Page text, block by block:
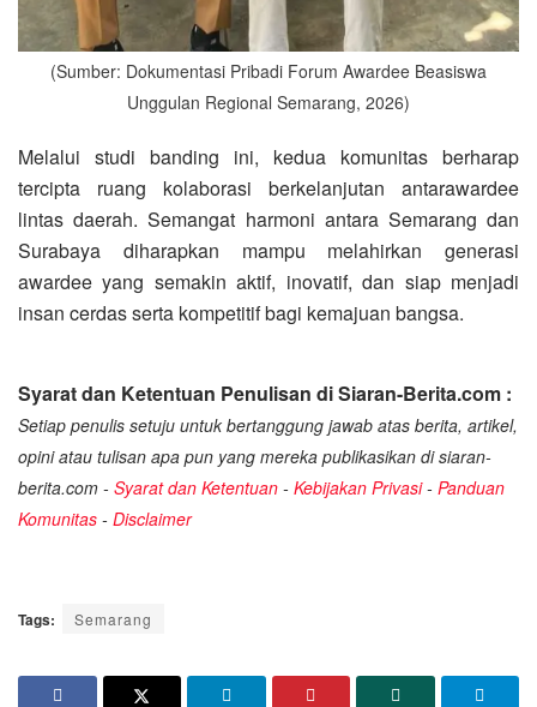
(Sumber: Dokumentasi Pribadi Forum Awardee Beasiswa
Unggulan Regional Semarang, 2026)
Melalui studi banding ini, kedua komunitas berharap
tercipta ruang kolaborasi berkelanjutan antarawardee
lintas daerah. Semangat harmoni antara Semarang dan
Surabaya diharapkan mampu melahirkan generasi
awardee yang semakin aktif, inovatif, dan siap menjadi
insan cerdas serta kompetitif bagi kemajuan bangsa.
Syarat dan Ketentuan Penulisan di Siaran-Berita.com :
Setiap penulis setuju untuk bertanggung jawab atas berita, artikel,
opini atau tulisan apa pun yang mereka publikasikan di siaran-
berita.com - Syarat dan Ketentuan - Kebijakan Privasi- Panduan
Komunitas - Disclaimer
Tags: Semarang